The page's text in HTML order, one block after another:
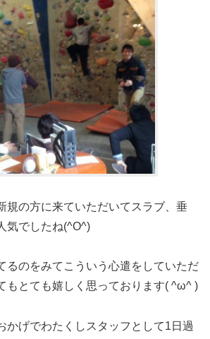
規の方に来ていただいてスラブ、垂
気でしたね(^O^)
るのをみてこういう心遣をしていただ
もとても嬉しく思っております( ^ω^ )
かげでわたくしスタッフとして1日過